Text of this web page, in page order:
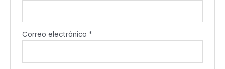
Correo electrónico *